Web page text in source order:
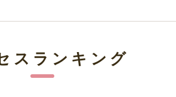
スランキング